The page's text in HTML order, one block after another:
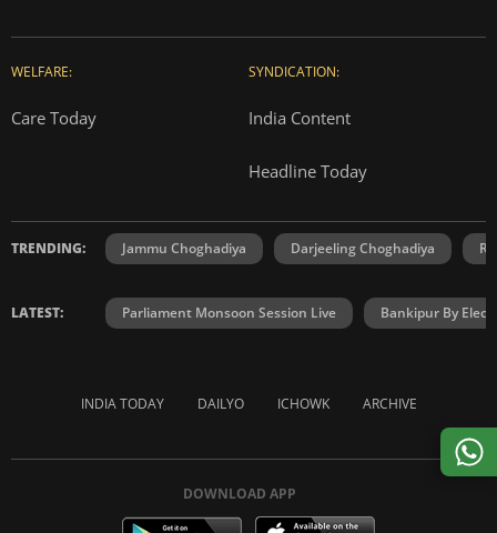
WELFARE:
Care Today
SYNDICATION:
India Content
Headline Today
TRENDING: Jammu Choghadiya Darjeeling Choghadiya
LATEST: Parliament Monsoon Session Live Bankipur By
INDIA TODAY DAILYO ICHOWK ARCHIVE
DOWNLOAD APP